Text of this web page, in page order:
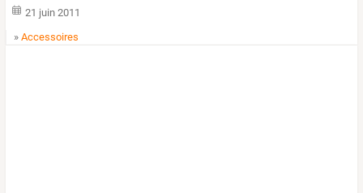
21 juin 2011
»Accessoires